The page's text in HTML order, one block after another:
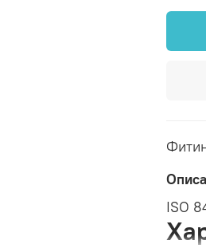
ISO